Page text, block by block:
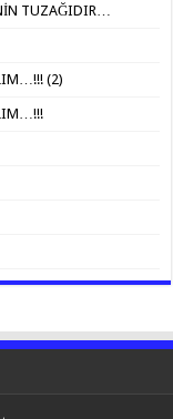
TUZAĞIDIR…
(2)